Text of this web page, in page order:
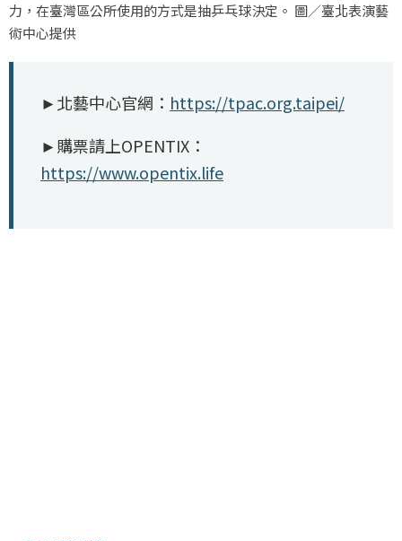
力，在臺灣區公所使用的方式是抽乒乓球決定。 圖／臺北表演藝
術中心提供
►北藝中心官網： https://tpac.org.taipei/
►購票請上OPENTIX：
https://www.opentix.life